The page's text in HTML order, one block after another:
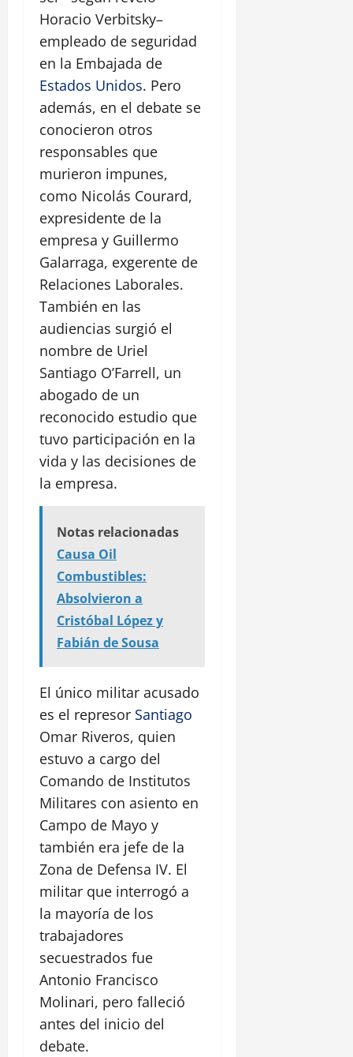
Horacio Verbitsky–
empleado de seguridad
en la Embajada de
Estados Unidos. Pero
además, en el debate se
conocieron otros
responsables que
murieron impunes,
como Nicolás Courard,
expresidente de la
empresa y Guillermo
Galarraga, exgerente de
Relaciones Laborales.
También en las
audiencias surgió el
nombre de Uriel
Santiago O’Farrell, un
abogado de un
reconocido estudio que
tuvo participación en la
vida y las decisiones de
la empresa.
Notas relacionadas
Causa Oil
Combustibles:
Absolvieron a
Cristóbal López y
Fabián de Sousa
El único militar acusado
es el represor Santiago
Omar Riveros, quien
estuvo a cargo del
Comando de Institutos
Militares con asiento en
Campo de Mayo y
también era jefe de la
Zona de Defensa IV. El
militar que interrogó a
la mayoría de los
trabajadores
secuestrados fue
Antonio Francisco
Molinari, pero falleció
antes del inicio del
debate.